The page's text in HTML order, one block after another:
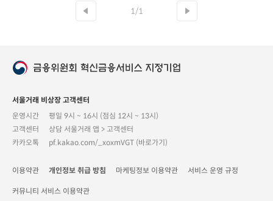
1/1
서울거래 비상장 고객센터
운영시간
평일 9시 ~ 16시 (점심 12시 ~ 13시)
고객센터
상담 서울거래 앱 > 고객센터
카카오톡
pf.kakao.com/_xoxmVGT (바로가기)
이용약관 개인정보 취급 방침 마케팅정보 이용약관 서비스 운영 규정
커뮤니티 서비스 이용약관